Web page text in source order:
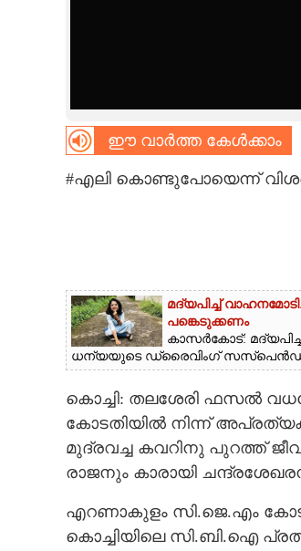
CARTOONS
CONTACT US
ഈ വാർത്ത കേൾക്കാം
#എലി കൊണ്ടുപോയെന്ന്
മദ്യപിച്ച്
പങ്കെടുക്കണം
കാസർകോട്:
ധന്യയുടെ ഡ്രൈവിംഗ്
കൊച്ചി: തലശേരി ഫസൽ
കോടതിയിൽ നിന്ന്
മുദ്രവച്ച കവറിനു പുറത്ത്
രാജനും കാരായി
എറണാകുളം സി.ജെ.എം
കൊച്ചിയിലെ സി.ബി.ഐ